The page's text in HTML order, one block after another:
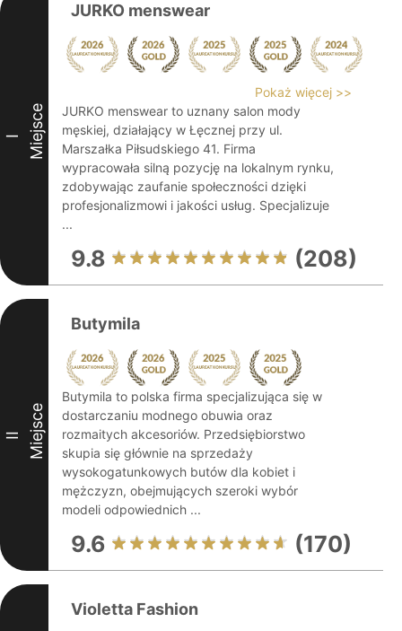
I Miejsce
JURKO menswear
Pokaż więcej >>
JURKO menswear to uznany salon mody
męskiej, działający w Łęcznej przy ul.
Marszałka Piłsudskiego 41. Firma
wypracowała silną pozycję na lokalnym rynku,
zdobywając zaufanie społeczności dzięki
profesjonalizmowi i jakości usług. Specjalizuje
...
9.8 (208)
II Miejsce
Butymila
Butymila to polska firma specjalizująca się w
dostarczaniu modnego obuwia oraz
rozmaitych akcesoriów. Przedsiębiorstwo
skupia się głównie na sprzedaży
wysokogatunkowych butów dla kobiet i
mężczyzn, obejmujących szeroki wybór
modeli odpowiednich ...
9.6 (170)
Violetta Fashion